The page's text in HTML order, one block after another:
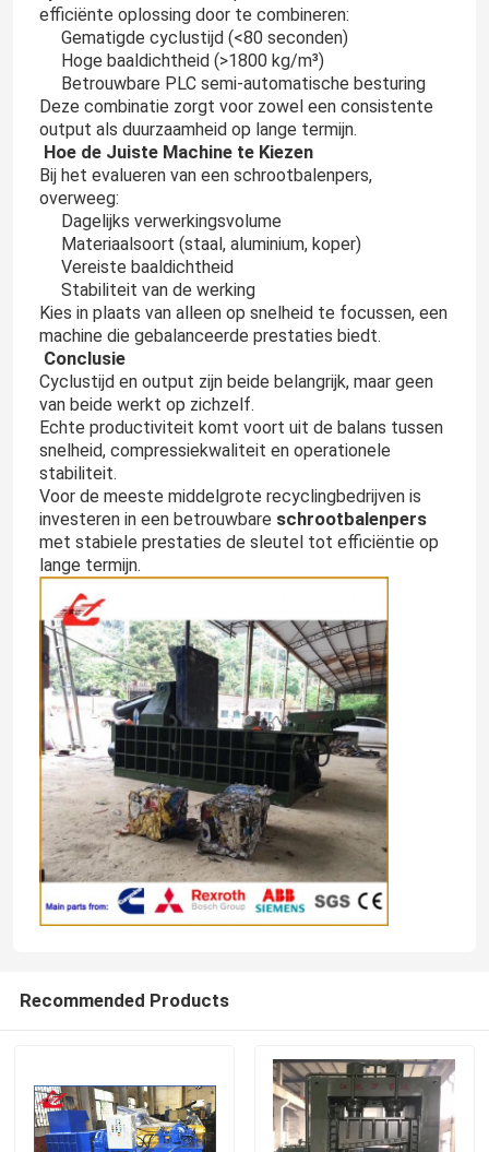
Huis
Over ons
efficiënte oplossing door te combineren:
Gematigde cyclustijd (<80 seconden)
Hoge baaldichtheid (>1800 kg/m³)
Betrouwbare PLC semi-automatische besturing
Deze combinatie zorgt voor zowel een consistente
output als duurzaamheid op lange termijn.
Hoe de Juiste Machine te Kiezen
Bij het evalueren van een schrootbalenpers,
overweeg:
Dagelijks verwerkingsvolume
Materiaalsoort (staal, aluminium, koper)
Vereiste baaldichtheid
Stabiliteit van de werking
Kies in plaats van alleen op snelheid te focussen, een
machine die gebalanceerde prestaties biedt.
Conclusie
Cyclustijd en output zijn beide belangrijk, maar geen
van beide werkt op zichzelf.
Echte productiviteit komt voort uit de balans tussen
snelheid, compressiekwaliteit en operationele
stabiliteit.
Voor de meeste middelgrote recyclingbedrijven is
investeren in een betrouwbare schrootbalenpers
met stabiele prestaties de sleutel tot efficiëntie op
lange termijn.
Recommended Products